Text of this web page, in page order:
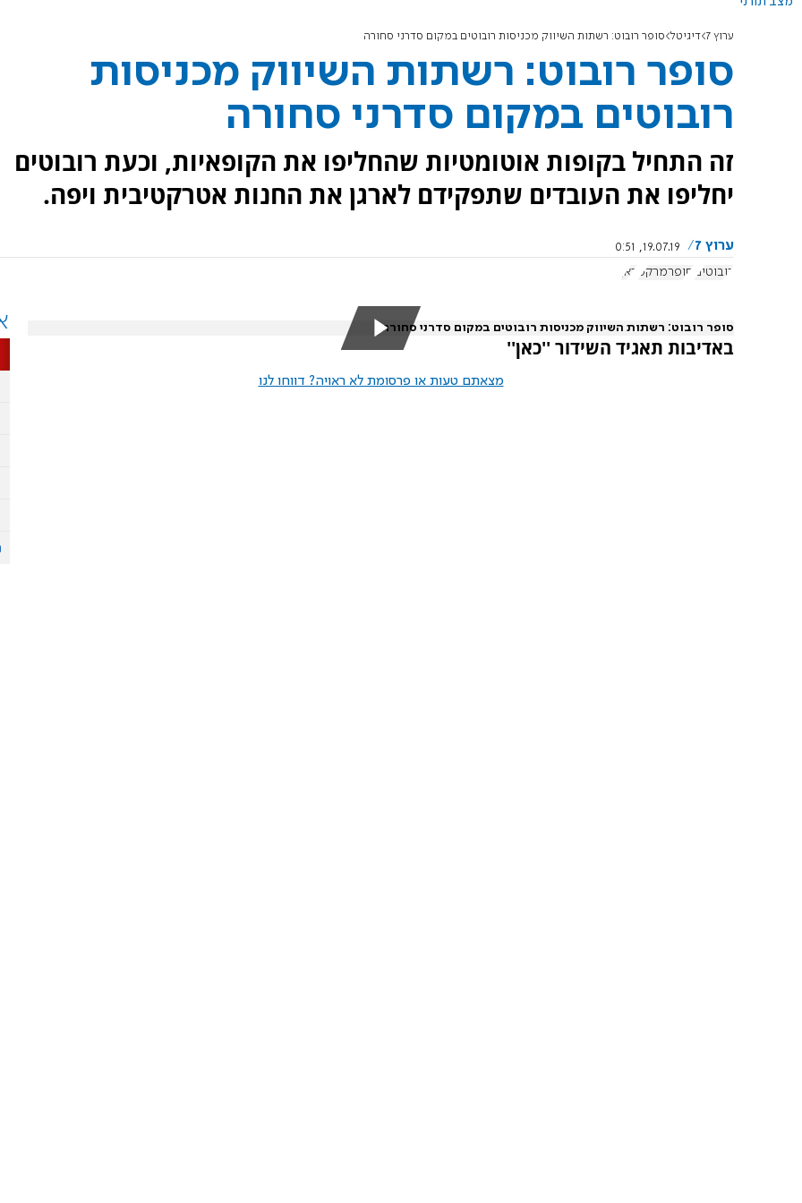
ערוץ 7 דיגיטל סופר רובוט: רשתות השיווק מכניסות רובוטים במקום סדרני סחורה
סופר רובוט: רשתות השיווק מכניסות
רובוטים במקום סדרני סחורה
זה התחיל בקופות אוטומטיות שהחליפו את הקופאיות, וכעת רובוטים
יחליפו את העובדים שתפקידם לארגן את החנות אטרקטיבית ויפה.
ערוץ 7
19.07.19, 0:51
רובוטים סופרמרקט כאן
סופר רובוט: רשתות השיווק מכניסות רובוטים במקום סדרני סחורה
באדיבות תאגיד השידור ''כאן''
מצאתם טעות או פרסומת לא ראויה? דווחו לנו